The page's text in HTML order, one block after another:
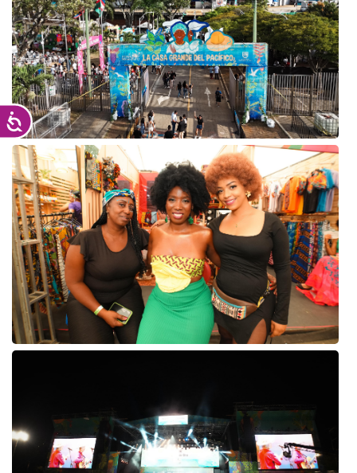
Accesibilidad